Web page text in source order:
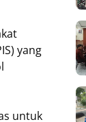
yang
untuk